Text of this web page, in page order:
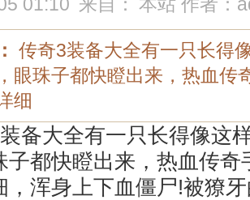
传奇3装备大全有一只长得
眼珠子都快瞪出来，热血传
细
备大全有一只长得像这
子都快瞪出来，热血传奇
，浑身上下血僵尸!被獠